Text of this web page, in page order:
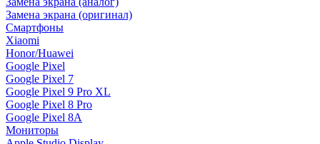
Замена экрана (оригинал)
Смартфоны
Xiaomi
Honor/Huawei
Google Pixel
Google Pixel 7
Google Pixel 9 Pro XL
Google Pixel 8 Pro
Google Pixel 8A
Мониторы